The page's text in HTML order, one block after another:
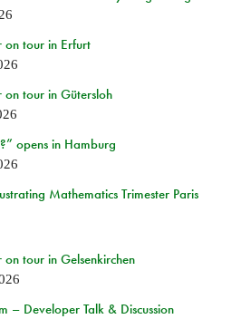
on tour in Erfurt
on tour in Gütersloh
opens in Hamburg
Mathematics Trimester Paris
tour in Gelsenkirchen
– Developer Talk & Discussion